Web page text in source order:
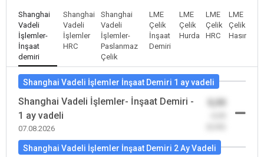
Shanghai
Vadeli
İşlemler-
İnşaat
demiri
Shanghai
Vadeli
İşlemler
HRC
Shanghai
Vadeli
İşlemler-
Paslanmaz
Çelik
LME
Çelik
İnşaat
Demiri
LME
Çelik
Hurda
LME
Çelik
HRC
LME
Çelik
Hasır
Shanghai Vadeli İşlemler İnşaat Demiri 1 ay vadeli
Shanghai Vadeli İşlemler- İnşaat Demiri -
1 ay vadeli
07.08.2026
Shanghai Vadeli İşlemler İnşaat Demiri 2 Ay Vadeli